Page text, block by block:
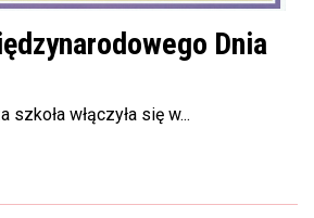
Dnia
włączyła się w...